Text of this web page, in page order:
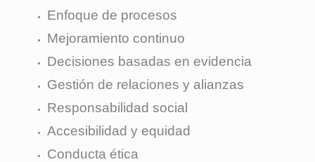
Enfoque de procesos
Mejoramiento continuo
Decisiones basadas en evidencia
Gestión de relaciones y alianzas
Responsabilidad social
Accesibilidad y equidad
Conducta ética